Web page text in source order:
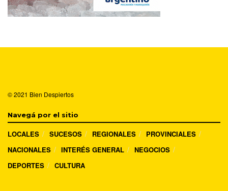
© 2021 Bien Despiertos
Navegá por el sitio
LOCALES SUCESOS REGIONALES
PROVINCIALES
NACIONALES
INTERÉS GENERAL
NEGOCIOS
DEPORTES
CULTURA